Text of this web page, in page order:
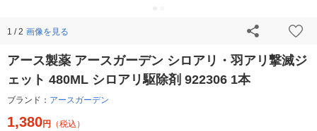
1 / 2 画像を見る
アース製薬 アースガーデン シロアリ・羽アリ撃滅ジ
ェット 480ML シロアリ駆除剤 922306 1本
ブランド： アースガーデン
1,380円 （税込）